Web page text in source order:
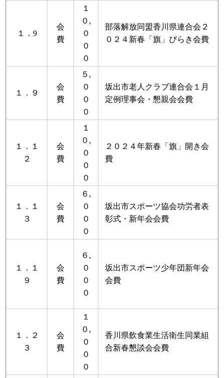
１．9
会
費
１
０,
０
０
０
部落解放同盟香川県連合会２
０２４新春「旗」びらき会費
１．９
会
費
５,
０
０
０
坂出市老人クラブ連合会１月
定例理事会・懇親会会費
１．１
２
会
費
１
０,
０
０
０
２０２４年新春「旗」開き会
費
１．１
３
会
費
６,
０
０
０
坂出市スポーツ協会功労者表
彰式・新年会会費
１．１
９
会
費
６,
０
０
０
坂出市スポーツ少年団新年会
会費
１．２
３
会
費
１
０,
０
０
０
香川県飲食業生活衛生同業組
合新春懇談会会費